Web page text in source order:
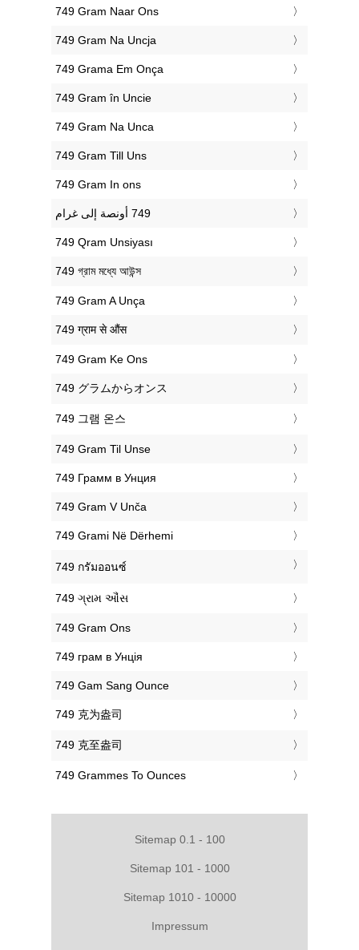
‎749 Gram Naar Ons
‎749 Gram Na Uncja
‎749 Grama Em Onça
‎749 Gram în Uncie
‎749 Gram Na Unca
‎749 Gram Till Uns
‎749 Gram In ons
‎749 Qram Unsiyası
‎749 গ্রাম মধ্যে আউন্স
‎749 Gram A Unça
‎749 ग्राम से औंस
‎749 Gram Ke Ons
‎749 グラムからオンス
‎749 그램 온스
‎749 Gram Til Unse
‎749 Грамм в Унция
‎749 Gram V Unča
‎749 Grami Në Dërhemi
‎749 กรัมออนซ์
‎749 ગ્રામ ઔંસ
‎749 Gram Ons
‎749 грам в Унція
‎749 Gam Sang Ounce
‎749 克为盎司
‎749 克至盎司
‎749 Grammes To Ounces
Sitemap 0.1 - 100
Sitemap 101 - 1000
Sitemap 1010 - 10000
Impressum